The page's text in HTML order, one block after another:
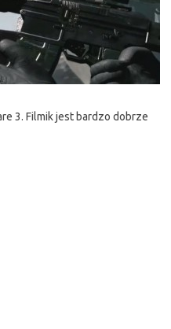
3. Filmik jest bardzo dobrze